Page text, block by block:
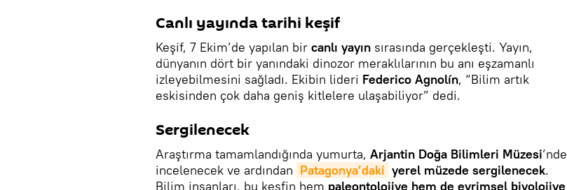
Canlı yayında tarihi keşif
Keşif, 7 Ekim’de yapılan bir canlı yayın sırasında gerçekleşti. Yayın,
dünyanın dört bir yanındaki dinozor meraklılarının bu anı eşzamanlı
izleyebilmesini sağladı. Ekibin lideri Federico Agnolín, “Bilim artık
eskisinden çok daha geniş kitlelere ulaşabiliyor” dedi.
Sergilenecek
Araştırma tamamlandığında yumurta, Arjantin Doğa Bilimleri Müzesi’nde
incelenecek ve ardından Patagonya’daki yerel müzede sergilenecek.
Bilim insanları, bu keşfin hem paleontolojiye hem de evrimsel biyolojiye